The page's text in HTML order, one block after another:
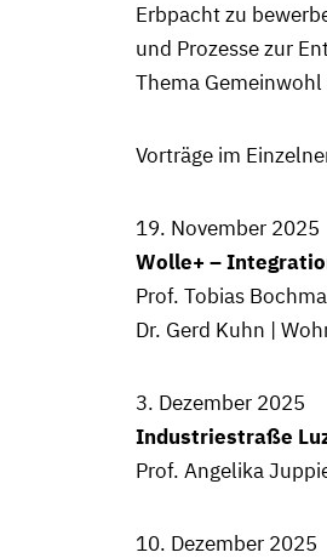
Erbpacht zu
und Prozesse zur
Thema
Vorträge im
19. November 2025
Wolle+ –
Prof. Tobias
Dr. Gerd Kuhn |
3. Dezember 2025
Industriestraße
Prof. Angelika
10. Dezember 2025